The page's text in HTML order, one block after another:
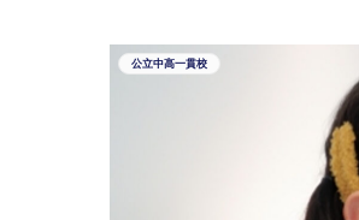
公立中高一貫校